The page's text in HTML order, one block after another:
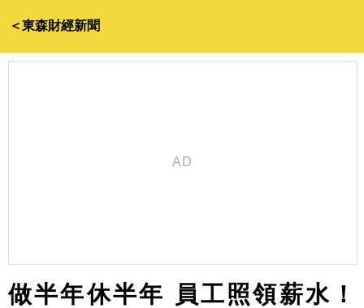
＜東森財經新聞
做半年休半年 員工照領薪水！